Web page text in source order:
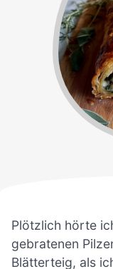
Plötzlich hörte
gebratenen
Blätterteig, als